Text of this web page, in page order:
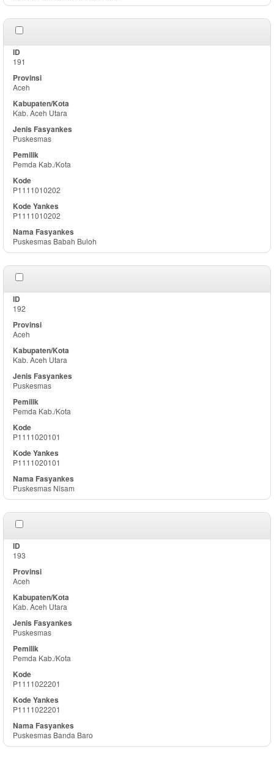
191
Aceh
Kab. Aceh Utara
Puskesmas
Pemda Kab./Kota
P1111010202
P1111010202
Puskesmas Babah Buloh
192
Aceh
Kab. Aceh Utara
Puskesmas
Pemda Kab./Kota
P1111020101
P1111020101
Puskesmas Nisam
193
Aceh
Kab. Aceh Utara
Puskesmas
Pemda Kab./Kota
P1111022201
P1111022201
Puskesmas Banda Baro